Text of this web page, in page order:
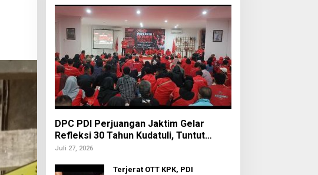
DPC PDI Perjuangan Jaktim Gelar
Refleksi 30 Tahun Kudatuli, Tuntut
Penuntasan Hukum Aktor Intelektual
Juli 27, 2026
Terjerat OTT KPK, PDI